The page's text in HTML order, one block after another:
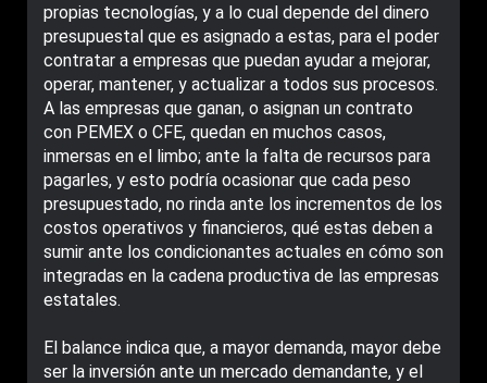
propias tecnologías, y a lo cual depende del dinero
presupuestal que es asignado a estas, para el poder
contratar a empresas que puedan ayudar a mejorar,
operar, mantener, y actualizar a todos sus procesos.
A las empresas que ganan, o asignan un contrato
con PEMEX o CFE, quedan en muchos casos,
inmersas en el limbo; ante la falta de recursos para
pagarles, y esto podría ocasionar que cada peso
presupuestado, no rinda ante los incrementos de los
costos operativos y financieros, qué estas deben a
sumir ante los condicionantes actuales en cómo son
integradas en la cadena productiva de las empresas
estatales.
El balance indica que, a mayor demanda, mayor debe
ser la inversión ante un mercado demandante, y el